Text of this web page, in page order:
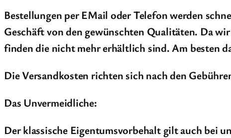
Bestellungen per EMail oder Telefon werden
Geschäft von den gewünschten Qualitäten. Da
finden die nicht mehr erhältlich sind. Am besten
Die Versandkosten richten sich nach den
Das Unvermeidliche:
Der klassische Eigentumsvorbehalt gilt auch bei